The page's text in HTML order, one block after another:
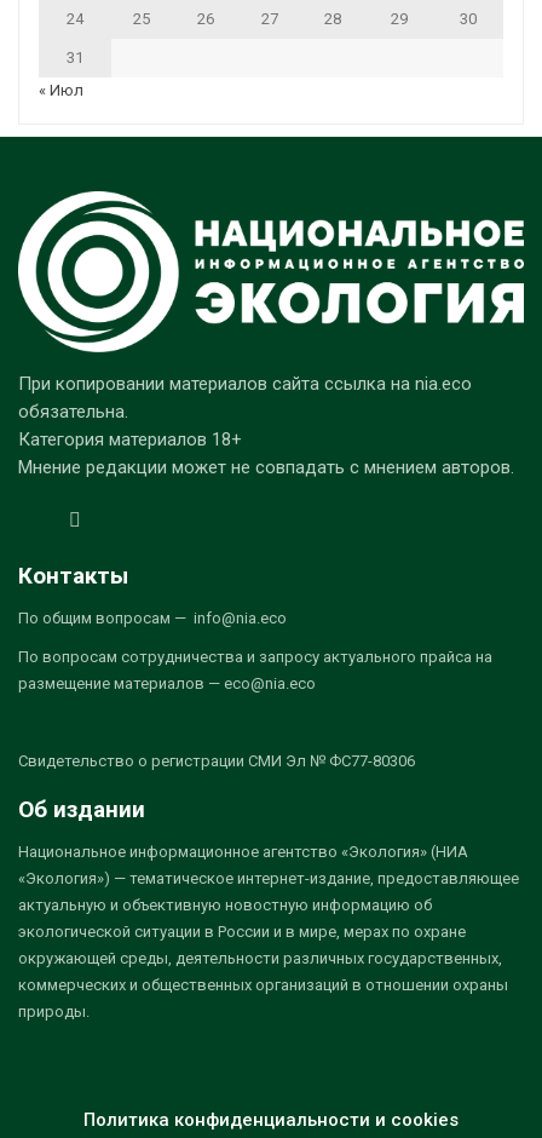
24 25 26 27 28 29 30
31
« Июл
При копировании материалов сайта ссылка на nia.eco
обязательна.
Категория материалов 18+
Мнение редакции может не совпадать с мнением авторов.
Контакты
По общим вопросам — info@nia.eco
По вопросам сотрудничества и запросу актуального прайса на
размещение материалов — eco@nia.eco
Свидетельство о регистрации СМИ Эл № ФС77-80306
Об издании
Национальное информационное агентство «Экология» (НИА
«Экология») — тематическое интернет-издание, предоставляющее
актуальную и объективную новостную информацию об
экологической ситуации в России и в мире, мерах по охране
окружающей среды, деятельности различных государственных,
коммерческих и общественных организаций в отношении охраны
природы.
Политика конфиденциальности и cookies